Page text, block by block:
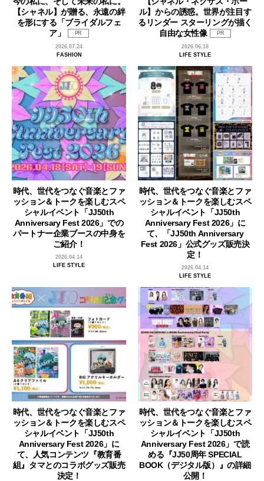
【シャネル】が贈る、永遠の絆
を形にする「ブライダルフェ
ア」
PR
2026.07.24
FASHION
ル】からの誘惑。世界が注目す
るリンダー スターリングが描く
自由な女性像
PR
2026.06.18
LIFE STYLE
時代、世代をつなぐ音楽とファ
ッション＆トークを楽しむスペ
シャルイベント「JJ50th
Anniversary Fest 2026」での
パートナー企業ブースの中身を
ご紹介！
2026.04.14
LIFE STYLE
時代、世代をつなぐ音楽とファ
ッション＆トークを楽しむスペ
シャルイベント「JJ50th
Anniversary Fest 2026」に
て、「JJ50th Anniversary
Fest 2026」公式グッズ販売決
定！
2026.04.14
LIFE STYLE
時代、世代をつなぐ音楽とファ
ッション＆トークを楽しむスペ
シャルイベント「JJ50th
Anniversary Fest 2026」に
て、人気コンテンツ『教育番
組』タマとのコラボグッズ販売
決定！
時代、世代をつなぐ音楽とファ
ッション＆トークを楽しむスペ
シャルイベント「JJ50th
Anniversary Fest 2026」で読
める『JJ50周年 SPECIAL
BOOK（デジタル版）』の詳細
公開！